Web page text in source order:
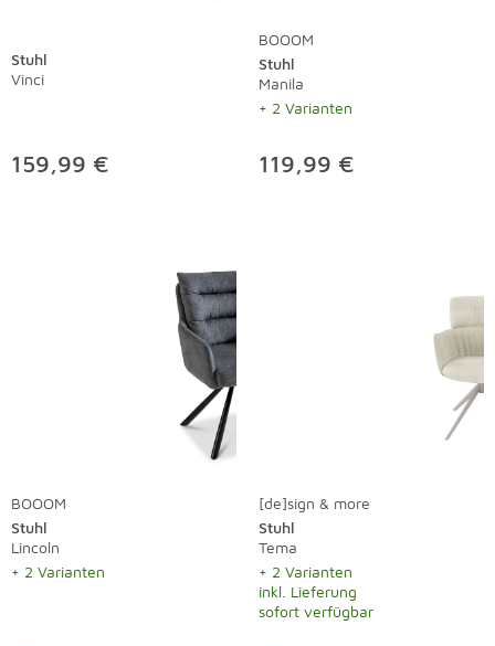
Stuhl
Vinci
159,99 €
BOOOM
Stuhl
Manila
+ 2 Varianten
119,99 €
BOOOM
Stuhl
Lincoln
+ 2 Varianten
[de]sign & more
Stuhl
Tema
+ 2 Varianten
inkl. Lieferung
sofort verfügbar